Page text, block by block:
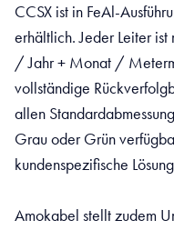
CCSX ist in FeAl-
erhältlich. Jeder Leiter
/ Jahr + Monat /
vollständige
allen
Grau oder Grün
kundenspezifische
Amokabel stellt zudem